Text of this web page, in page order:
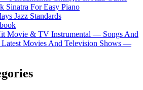
Sinatra For Easy Piano
Jazz Standards
Movie & TV Instrumental — Songs And
Latest Movies And Television Shows —